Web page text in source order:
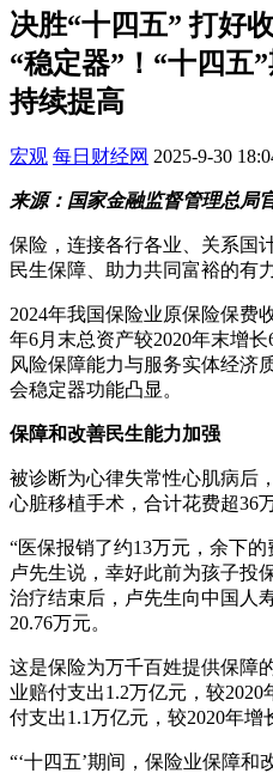
决胜“十四五” 打好
“稳定器”！“十四五
持续提高
宏观 每日财经网 2025-9-30
来源：国家金融监督管理总局
保险，连接各行各业、关系国
民生保障、助力共同富裕的有
2024年我国保险业原保险保费
年6月末总资产较2020年末增
风险保障能力与服务实体经济
会稳定器功能凸显。
保障和改善民生能力加强
被诊断为心律失常性心肌病后
心脏移植手术，合计花费超36万
“医保报销了约13万元，余下
卢先生说，幸好此前为孩子投
治疗结束后，卢先生向中国人
20.76万元。
这是保险为万千百姓提供保障
业赔付支出1.2万亿元，较
付支出1.1万亿元，较2020年增
“‘十四五’期间，保险业保障和